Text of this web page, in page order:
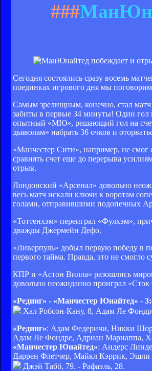
###
Сегодня состоялись сразу восемь
поединках игрового дня мы
Самым зрелищным, конечно, стал
забиты в первые 34 минуты! Один гол в
опытный «МЮ», решающий гол на
дьяволам» набрать 36 очков и
«Манчестер Сити», например, не смог
сравнять счет еще до перерыва
отрыв.
Лондонский «Арсенал» довольно
весь матч искали ключи к воротам
голами, отправившими подопечных
«Тоттенхэм» переиграл «Фулхэм»,
дважды Джермейн Дефо.
«Ливерпуль» добыл первую победу в
первого тайма. Правда, это не
КПР и «Астон Вилла» разошлись
довольно неожиданно проиграл
«Рединг» - «Манчестер Юнайтед» -
Хал Робсон-Кану, 8, Адам Ле
«Рединг»: Адам Федеричи, Никки
Адам Ле Фондре, Адриан Мариаппа,
«Манчестер Юнайтед»: Андерс
Даррен Флетчер, Майкл Кэррик,
Джэй Табб, 79. - Рафаэль, 28.